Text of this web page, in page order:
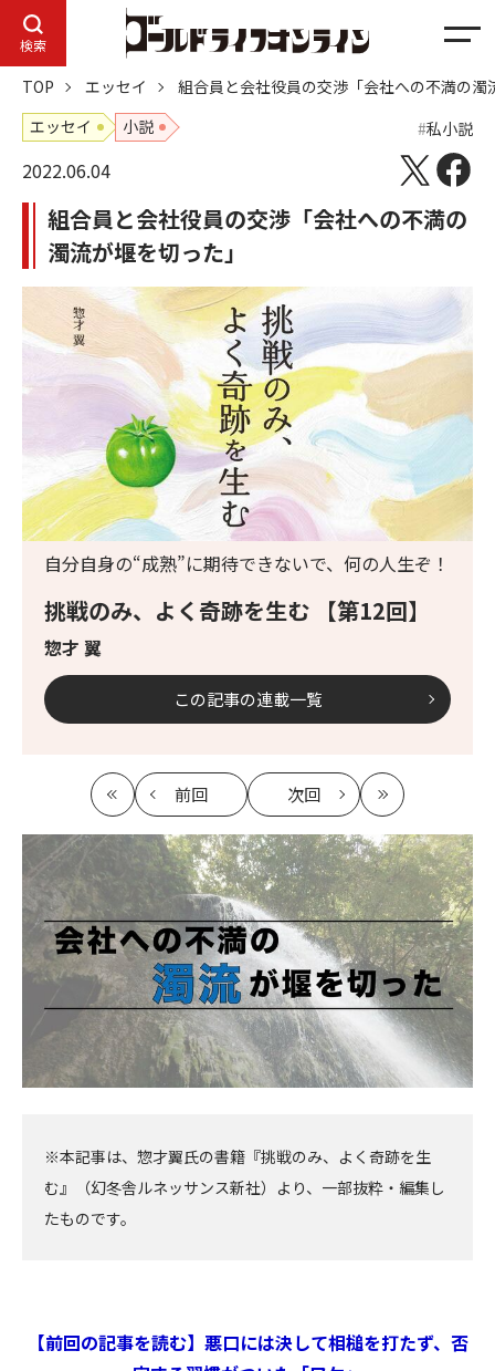
検索
メ
ニ
ュ
ー
TOP エッセイ
組合員と会社役員の交渉「会社への不満の濁
エッセイ
小説 私小説
2022.06.04
組合員と会社役員の交渉「会社への不満の
濁流が堰を切った」
挑戦のみ、よく奇跡を生む 【第12回】
惣才 翼
自分自身の“成熟”に期待できないで、何の人生ぞ！
この記事の連載一覧
最
初
前回
記
事
へ
次回
記
事
へ
最
新
※本記事は、惣才翼氏の書籍『挑戦のみ、よく奇跡を生
む』（幻冬舎ルネッサンス新社）より、一部抜粋・編集し
たものです。
【前回の記事を読む】悪口には決して相槌を打たず、否